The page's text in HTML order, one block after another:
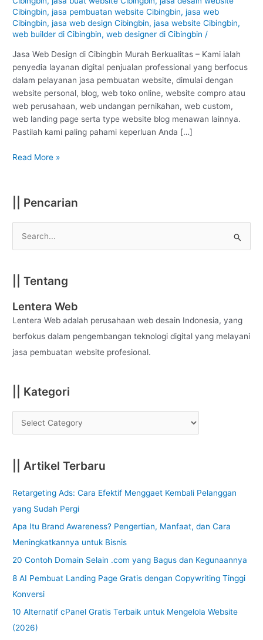
Cibingbin,jasa pembuatan website Cibingbin,jasa web
Cibingbin,jasa web design Cibingbin,jasa website Cibingbin,
web builder di Cibingbin,web designer di Cibingbin /
Jasa Web Design di Cibingbin Murah Berkualitas – Kami ialah
penyedia layanan digital penjualan professional yang berfocus
dalam pelayanan jasa pembuatan website, dimulai dengan
website personal, blog, web toko online, website compro atau
web perusahaan, web undangan pernikahan, web custom,
web landing page serta type website blog menawan lainnya.
Pastilah kami paling pahami keperluan Anda […]
:
Murah
Berkualitas
#1
Read More »
|| Pencarian
r
c
h
f
o
|| Tentang
Lentera Web
Lentera Web adalah perusahaan web desain Indonesia, yang
berfokus dalam pengembangan teknologi digital yang melayani
jasa pembuatan website profesional.
|| Kategori
|| Artikel Terbaru
Retargeting Ads: Cara Efektif Menggaet Kembali Pelanggan
yang Sudah Pergi
Apa Itu Brand Awareness? Pengertian, Manfaat, dan Cara
Meningkatkannya untuk Bisnis
20 Contoh Domain Selain .com yang Bagus dan Kegunaannya
8 AI Pembuat Landing Page Gratis dengan Copywriting Tinggi
Konversi
10 Alternatif cPanel Gratis Terbaik untuk Mengelola Website
(2026)